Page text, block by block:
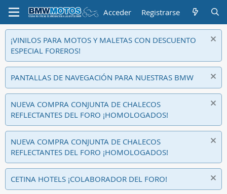
Acceder Registrarse
¡VINILOS PARA MOTOS Y MALETAS CON DESCUENTO
ESPECIAL FOREROS!
PANTALLAS DE NAVEGACIÓN PARA NUESTRAS BMW
NUEVA COMPRA CONJUNTA DE CHALECOS
REFLECTANTES DEL FORO ¡HOMOLOGADOS!
NUEVA COMPRA CONJUNTA DE CHALECOS
REFLECTANTES DEL FORO ¡HOMOLOGADOS!
CETINA HOTELS ¡COLABORADOR DEL FORO!